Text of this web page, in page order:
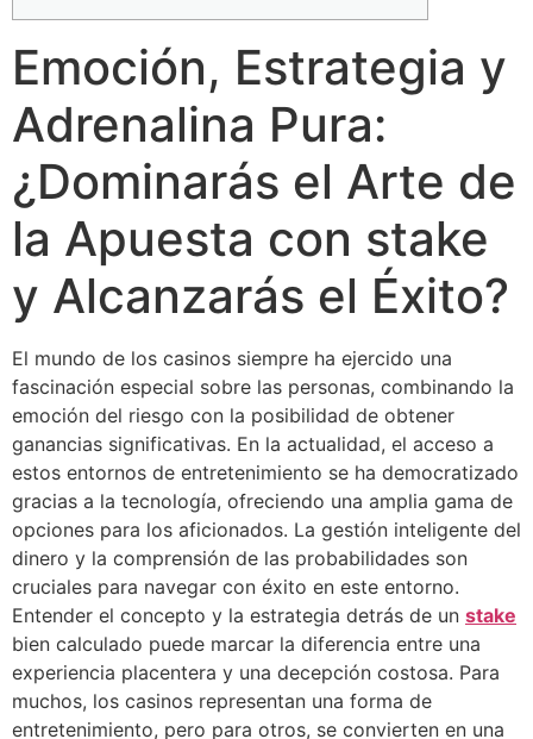
Emoción, Estrategia y
Adrenalina Pura:
¿Dominarás el Arte de
la Apuesta con stake
y Alcanzarás el Éxito?
El mundo de los casinos siempre ha ejercido una
fascinación especial sobre las personas, combinando la
emoción del riesgo con la posibilidad de obtener
ganancias significativas. En la actualidad, el acceso a
estos entornos de entretenimiento se ha democratizado
gracias a la tecnología, ofreciendo una amplia gama de
opciones para los aficionados. La gestión inteligente del
dinero y la comprensión de las probabilidades son
cruciales para navegar con éxito en este entorno.
Entender el concepto y la estrategia detrás de un stake
bien calculado puede marcar la diferencia entre una
experiencia placentera y una decepción costosa. Para
muchos, los casinos representan una forma de
entretenimiento, pero para otros, se convierten en una